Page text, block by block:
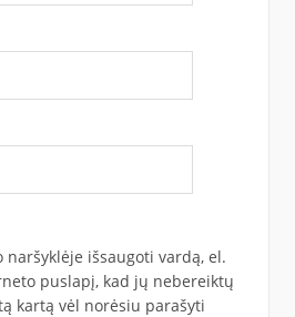
išsaugoti vardą, el.
puslapį, kad jų nebereiktų
kartą vėl norėsiu parašyti